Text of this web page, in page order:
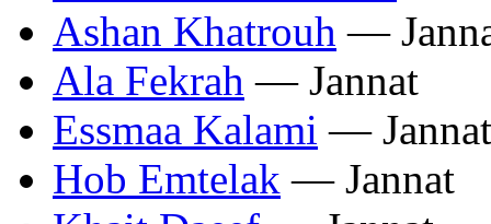
Ashan Khatrouh —
Ala Fekrah — Jannat
Essmaa Kalami — Jannat
Hob Emtelak — Jannat